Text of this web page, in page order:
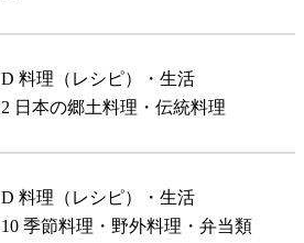
D 料理（レシピ）・生活
2 日本の郷土料理・伝統料理
D 料理（レシピ）・生活
10 季節料理・野外料理・弁当類